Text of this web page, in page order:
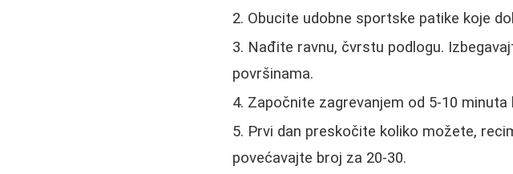
Obucite udobne sportske patike koje
Nađite ravnu, čvrstu podlogu.
površinama.
Započnite zagrevanjem od 5-10 minuta
Prvi dan preskočite koliko možete,
povećavajte broj za 20-30.